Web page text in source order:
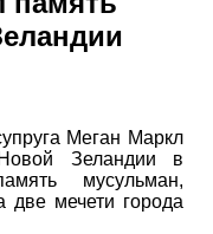
Меган Маркл
Новой Зеландии в
мусульман,
две мечети города